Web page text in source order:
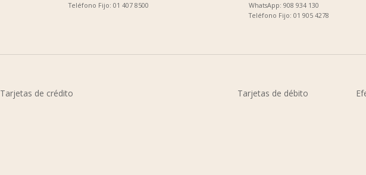
Teléfono Fijo: 01 407 8500
WhatsApp: 908 934 130
Teléfono Fijo: 01 905 4278
Tarjetas de crédito Tarjetas de débito